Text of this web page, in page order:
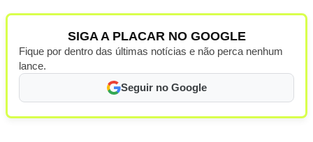
SIGA A PLACAR NO GOOGLE
Fique por dentro das últimas notícias e não perca nenhum
lance.
Seguir no Google